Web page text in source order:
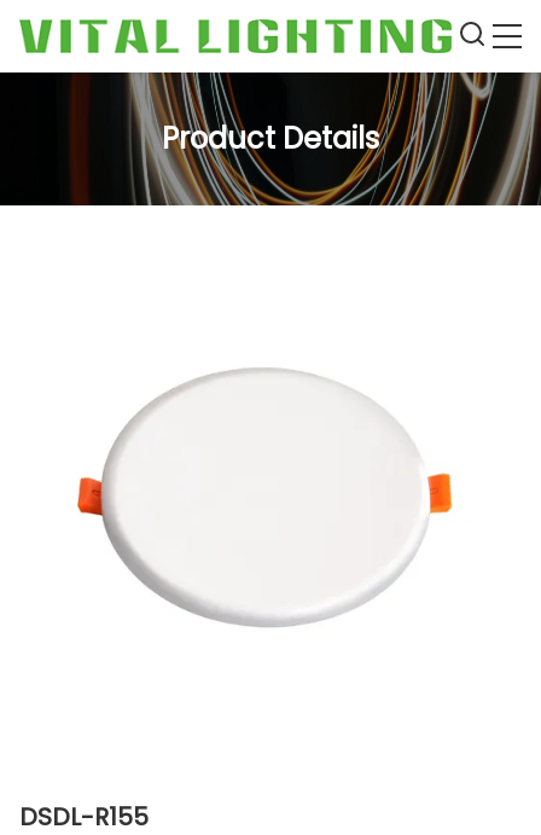
Product Details
DSDL-R155